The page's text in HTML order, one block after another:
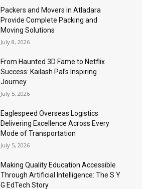
Packers and Movers in Atladara
Provide Complete Packing and
Moving Solutions
July 8, 2026
From Haunted 3D Fame to Netflix
Success: Kailash Pal’s Inspiring
Journey
July 5, 2026
Eaglespeed Overseas Logistics
Delivering Excellence Across Every
Mode of Transportation
July 5, 2026
Making Quality Education Accessible
Through Artificial Intelligence: The S Y
G EdTech Story